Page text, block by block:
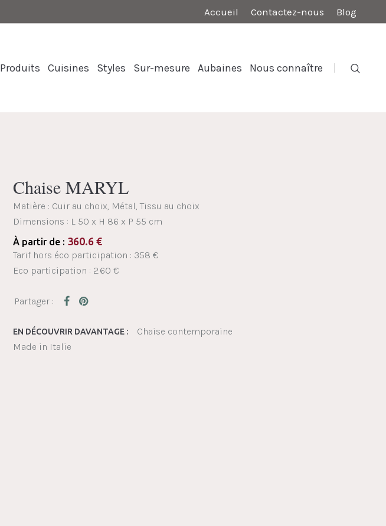
Accueil Contactez-nous Blog
Produits Cuisines Styles Sur-mesure Aubaines Nous connaître
Chaise MARYL
Matière : Cuir au choix, Métal, Tissu au choix
Dimensions : L 50 x H 86 x P 55 cm
À partir de : 360.6 €
Tarif hors éco participation : 358 €
Eco participation : 2.60 €
EN DÉCOUVRIR DAVANTAGE :
Chaise contemporaine
Made in Italie